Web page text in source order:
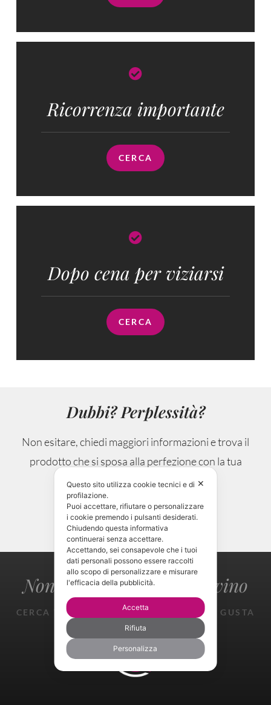
Ricorrenza importante
CERCA
Dopo cena per viziarsi
CERCA
Dubbi? Perplessità?
Non esitare, chiedi maggiori informazioni e trova il
prodotto che si sposa alla perfezione con la tua
occasione.
CONTATTAMI!
Non perderti il gusto del vino
CERCA TROVA ASSAGGIA SPERIMENTA GUSTA
GIOISCI
✕
Questo sito utilizza cookie tecnici e di
profilazione.
Puoi accettare, rifiutare o personalizzare
i cookie premendo i pulsanti desiderati.
Chiudendo questa informativa
continuerai senza accettare.
Accettando, sei consapevole che i tuoi
dati personali possono essere raccolti
allo scopo di personalizzare e misurare
l'efficacia della pubblicità.
Accetta
Rifiuta
Personalizza